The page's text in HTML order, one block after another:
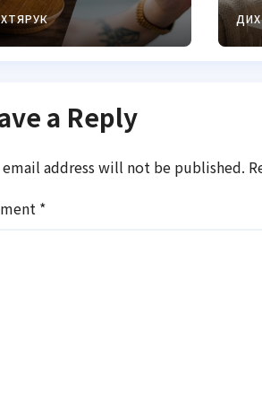
a Reply
email address will not be published.
*